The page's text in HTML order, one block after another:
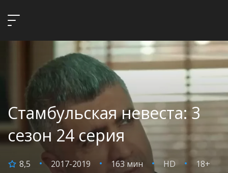
Стамбульская невеста: 3
сезон 24 серия
8,5 2017-2019 163 мин HD 18+